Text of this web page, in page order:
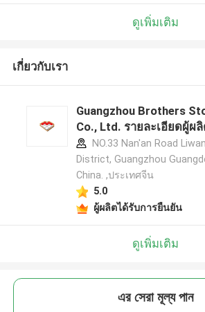
ดูเพิ่มเติม
เกี่ยวกับเรา
Guangzhou Brothers
Co., Ltd. รายละเอียดผู้ผ
NO.33 Nan'an Road Liwan
District, Guangzhou
China. ,ประเทศจีน
5.0
ผู้ผลิตได้รับการยืนยัน
ดูเพิ่มเติม
এর সেরা মূল্য পান